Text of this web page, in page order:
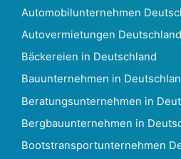
Dänemark879.745
Dominica160
Dominikanische
Ecuador 97863
Ägypten 71762
Äquatorialguinea78
Eritrea21
Automobilunternehmen
Autovermietungen Deutschland
Bäckereien in Deutschland
Bauunternehmen in
Beratungsunternehmen in
Bergbauunternehmen in
Bootstransportunternehmen